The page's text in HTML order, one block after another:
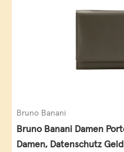
Bruno Banani
Bruno Banani Damen
Damen, Datenschutz